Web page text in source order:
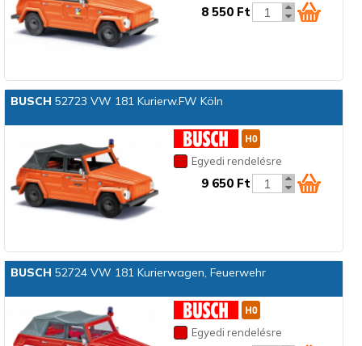
8 550 Ft
BUSCH 52723 VW 181 Kurierw.FW Köln
Egyedi rendelésre
9 650 Ft
BUSCH 52724 VW 181 Kurierwagen, Feuerwehr
Egyedi rendelésre